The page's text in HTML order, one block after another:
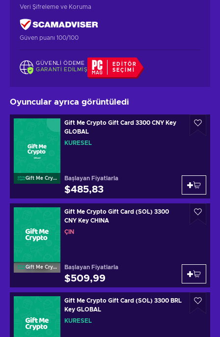
Veri Şifreleme ve Koruma
Güven puanı 100/100
GÜVENLI ÖDEME
GARANTI EDILMIŞ
EDITÖR
SEÇIMI
Oyuncular ayrıca görüntüledi
Gift Me Crypto
Gift Me Crypto Gift Card 3300 CNY Key
GLOBAL
KÜRESEL
Başlayan Fiyatlarla
$485,83
Gift Me Crypto
Gift Me Crypto Gift Card (SOL) 3300
CNY Key CHINA
ÇIN
Başlayan Fiyatlarla
$509,99
Gift Me Crypto Gift Card (SOL) 3300 BRL
Key GLOBAL
KÜRESEL